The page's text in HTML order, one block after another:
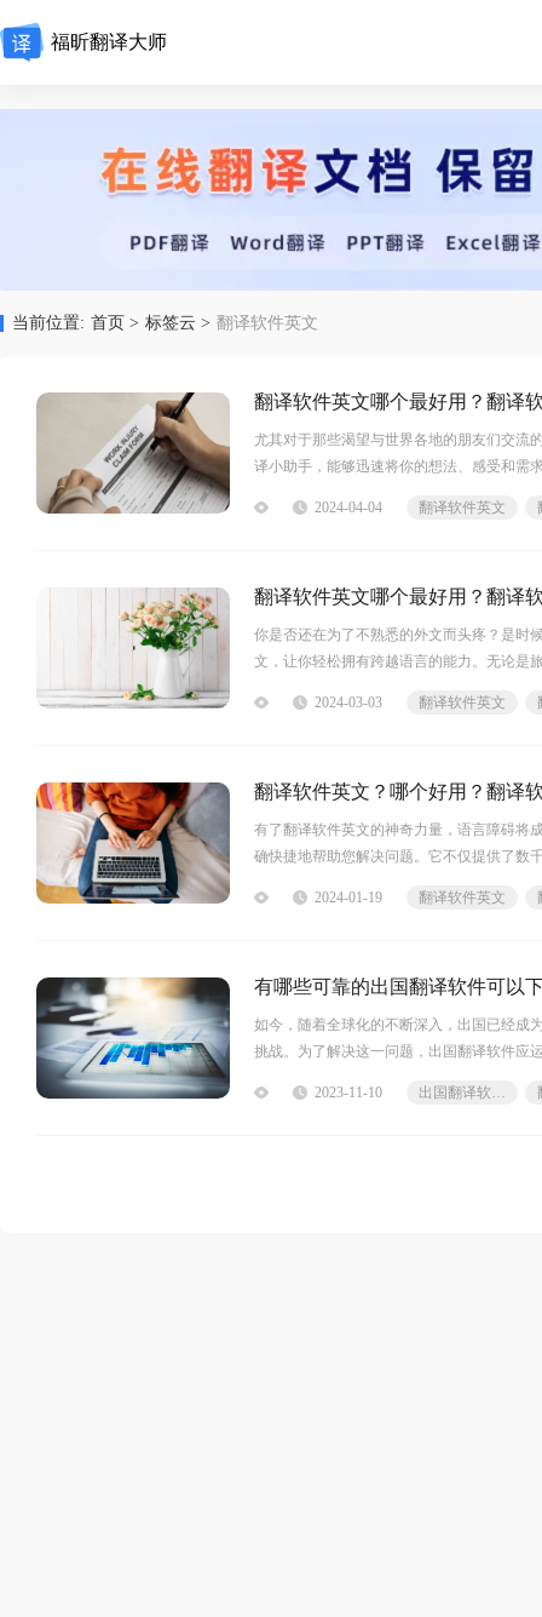
福昕翻译大师
当前位置: 首页 > 标签云 > 翻译软件英文
翻译软件英文哪个最好用？翻译
尤其对于那些渴望与世界各地的朋友们交流
译小助手，能够迅速将你的想法、感受和需
软件英文福昕翻
2024-04-04 翻译软件英文
翻译软件英文哪个最好用？翻译
你是否还在为了不熟悉的外文而头疼？是时
文，让你轻松拥有跨越语言的能力。无论是
将迎来一个全新的世界，与世界各地的人
2024-03-03 翻译软件英文
翻译软件英文？哪个好用？翻译
有了翻译软件英文的神奇力量，语言障碍将
确快捷地帮助您解决问题。它不仅提供了数
扰，让您的交流更加畅通无阻！翻译软件英
2024-01-19 翻译软件英文
有哪些可靠的出国翻译软件可以
如今，随着全球化的不断深入，出国已经成
挑战。为了解决这一问题，出国翻译软件应
2023-11-10 出国翻译软件下载